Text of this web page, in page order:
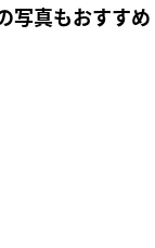
写真もおすすめ